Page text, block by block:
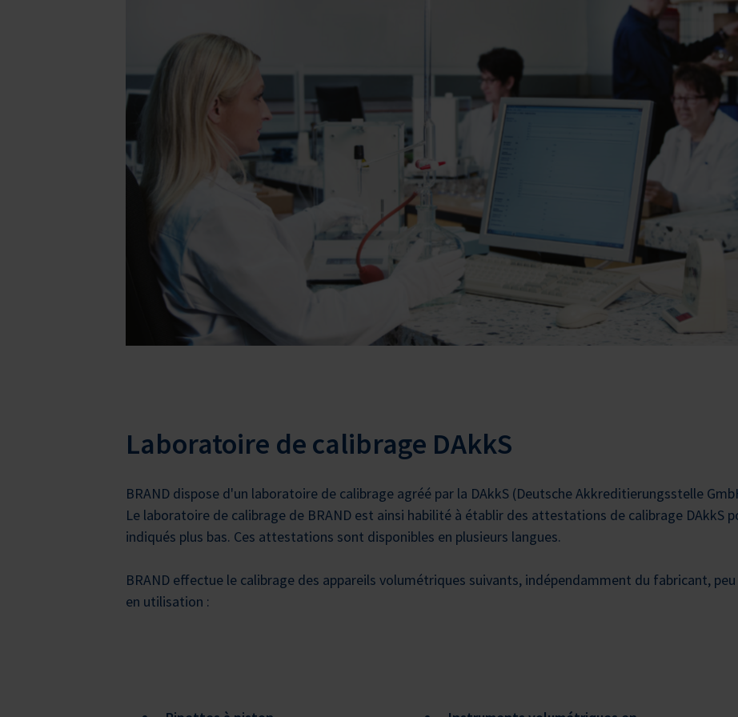
Laboratoire de calibrage DAkkS
BRAND dispose d'un laboratoire de calibrage agréé par la DAkkS (Deutsche Akkreditierungsstelle
Le laboratoire de calibrage de BRAND est ainsi habilité à établir des attestations de calibrage DAkkS
indiqués plus bas. Ces attestations sont disponibles en plusieurs langues.
BRAND effectue le calibrage des appareils volumétriques suivants, indépendamment du fabricant,
en utilisation :